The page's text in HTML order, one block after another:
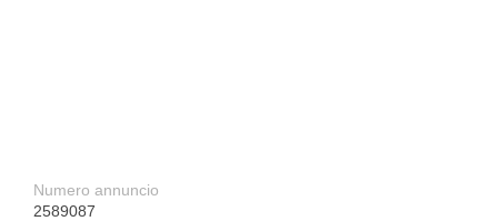
Numero annuncio
2589087